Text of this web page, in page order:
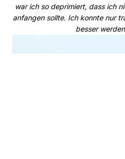
war ich so deprimiert, dass ich
anfangen sollte. Ich konnte nur
besser